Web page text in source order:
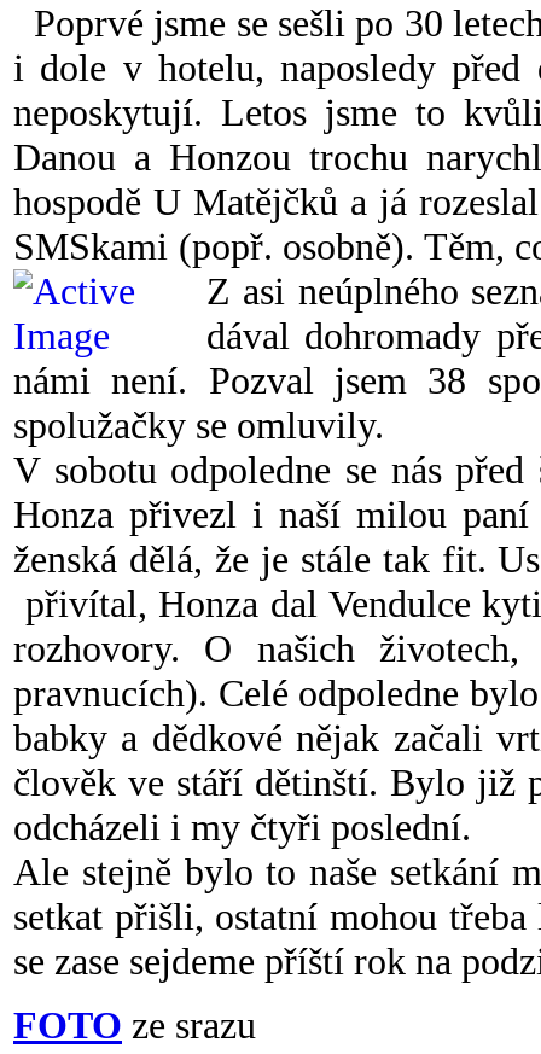
Poprvé jsme se sešli po 30
i dole v hotelu, naposledy
neposkytují. Letos jsme to
Danou a Honzou trochu
hospodě U Matějčků a já
SMSkami (popř. osobně). Těm,
Z asi neúplného
dával dohromady
námi není. Pozval jsem 38
spolužačky se omluvily.
V sobotu odpoledne se nás
Honza přivezl i naší milou
ženská dělá, že je stále tak fit.
přivítal, Honza dal Vendulce
rozhovory. O našich
pravnucích). Celé odpoledne
babky a dědkové nějak začali
člověk ve stáří dětinští. Bylo již
odcházeli i my čtyři poslední.
Ale stejně bylo to naše setkání
setkat přišli, ostatní mohou
se zase sejdeme příští rok na
FOTO ze srazu